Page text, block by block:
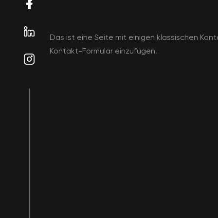
Das ist eine Seite mit einigen klassischen
Kontakt-Formular einzufügen.